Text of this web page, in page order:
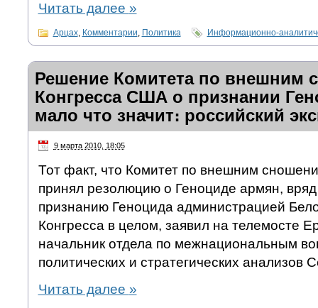
Читать далее »
Арцах, Комментарии, Политика Информационно-
Решение Комитета по внешним
Конгресса США о признании
мало что значит։ российский
9 марта 2010, 18:05
Тот факт, что Комитет по внешним
принял резолюцию о Геноциде армян, вряд
признанию Геноцида администрацией
Конгресса в целом, заявил на телемосте
начальник отдела по межнациональным
политических и стратегических анализов
Читать далее »